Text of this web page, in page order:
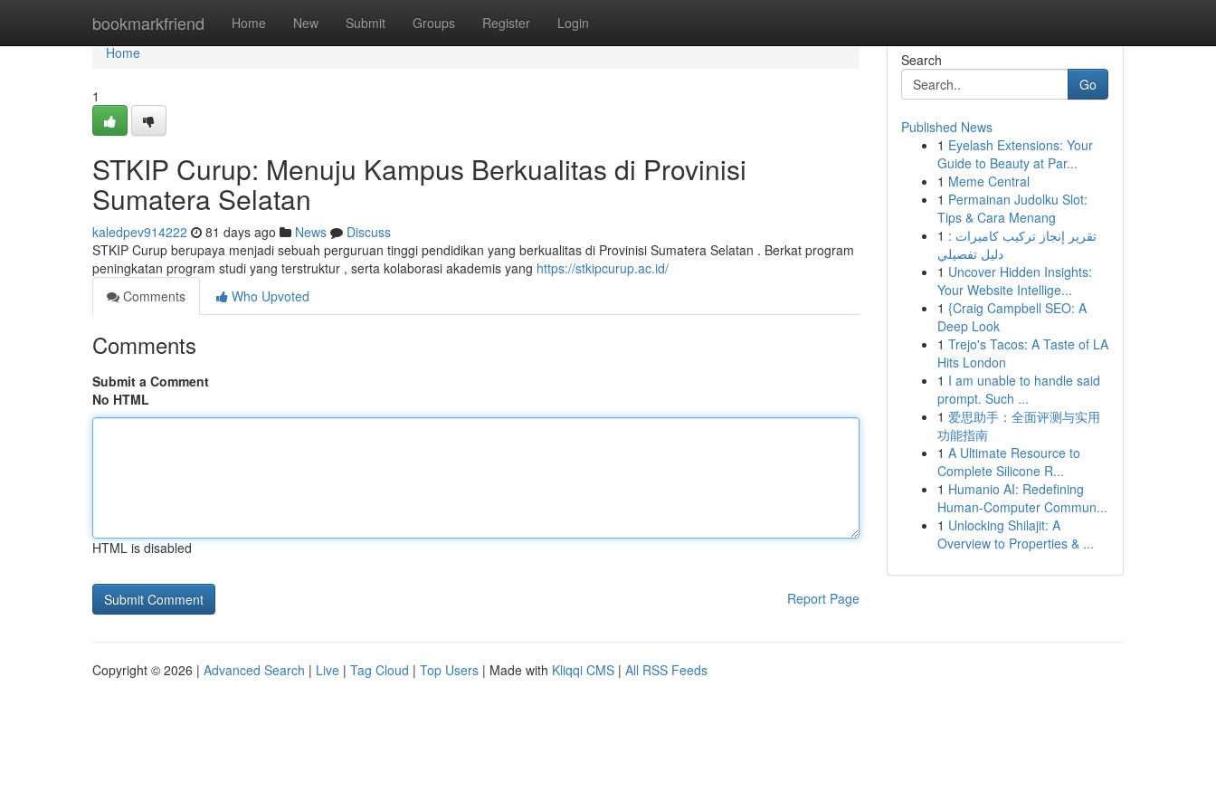
bookmarkfriend Home New Submit Groups Register Login
Home
Home
1
STKIP Curup: Menuju Kampus Berkualitas di Provinisi
Sumatera Selatan
kaledpev914222 81 days ago News
Discuss
STKIP Curup berupaya menjadi sebuah perguruan tinggi pendidikan yang berkualitas di Provinisi Sumatera Selatan . Berkat program
peningkatan program studi yang terstruktur , serta kolaborasi akademis yang https://stkipcurup.ac.id/
Comments
Who Upvoted
Comments
Submit a Comment
No HTML
HTML is disabled
Report Page
Search
Go
Published News
1 Eyelash Extensions: Your
Guide to Beauty at Par...
1 Meme Central
1 Permainan Judolku Slot:
Tips & Cara Menang
1 تقرير إنجاز تركيب كاميرات :
دليل تفصيلي
1 Uncover Hidden Insights:
Your Website Intellige...
1 {Craig Campbell SEO: A
Deep Look
1 Trejo's Tacos: A Taste of LA
Hits London
1 I am unable to handle said
prompt. Such ...
1 爱思助手：全面评测与实用
功能指南
1 A Ultimate Resource to
Complete Silicone R...
1 Humanio AI: Redefining
Human-Computer Commun...
1 Unlocking Shilajit: A
Overview to Properties & ...
Copyright © 2026 | Advanced Search | Live | Tag Cloud | Top Users | Made with Kliqqi CMS | All RSS Feeds